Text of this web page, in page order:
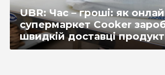
UBR: Час – гроші: як
супермаркет Cooker
швидкій доставці